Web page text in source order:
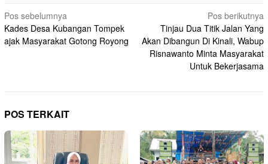
Navigasi
pos
Pos sebelumnya
Kades Desa Kubangan Tompek
ajak Masyarakat Gotong Royong
Pos berikutnya
Tinjau Dua Titik Jalan Yang
Akan Dibangun Di Kinali, Wabup
Risnawanto Minta Masyarakat
Untuk Bekerjasama
POS TERKAIT